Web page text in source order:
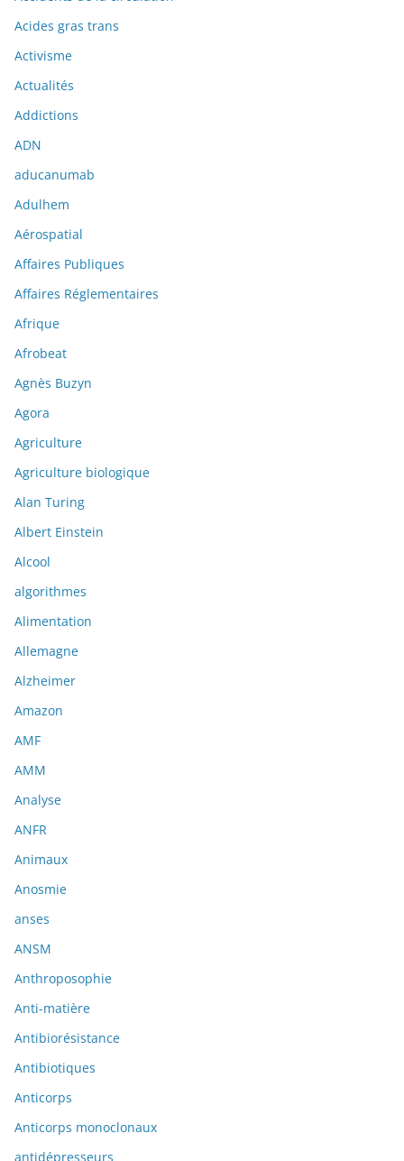
Acides gras trans
Activisme
Actualités
Addictions
ADN
aducanumab
Adulhem
Aérospatial
Affaires Publiques
Affaires Réglementaires
Afrique
Afrobeat
Agnès Buzyn
Agora
Agriculture
Agriculture biologique
Alan Turing
Albert Einstein
Alcool
algorithmes
Alimentation
Allemagne
Alzheimer
Amazon
AMF
AMM
Analyse
ANFR
Animaux
Anosmie
anses
ANSM
Anthroposophie
Anti-matière
Antibiorésistance
Antibiotiques
Anticorps
Anticorps monoclonaux
antidépresseurs